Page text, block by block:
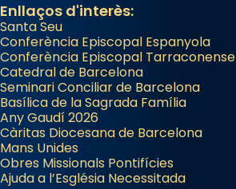
Enllaços d'interès:
Santa Seu
Conferència Episcopal Espanyola
Conferència Episcopal Tarraconense
Catedral de Barcelona
Seminari Conciliar de Barcelona
Basílica de la Sagrada Família
Any Gaudí 2026
Càritas Diocesana de Barcelona
Mans Unides
Obres Missionals Pontifícies
Ajuda a l’Església Necessitada